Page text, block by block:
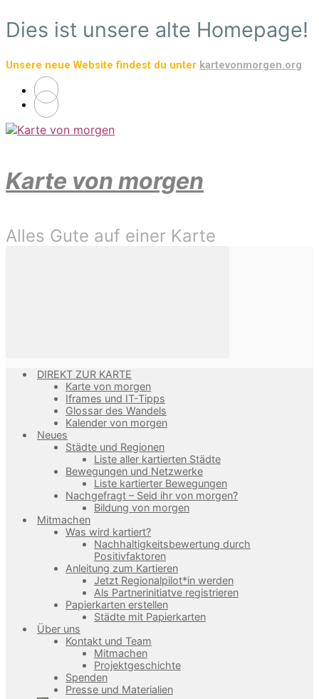
Zum
Hauptinhalt
Dies ist unsere alte Homepage!
Unsere neue Website findest du unter kartevonmorgen.org
Karte von morgen
Alles Gute auf einer Karte
DIREKT ZUR KARTE
Karte von morgen
Iframes und IT-Tipps
Glossar des Wandels
Kalender von morgen
Neues
Städte und Regionen
Liste aller kartierten Städte
Bewegungen und Netzwerke
Liste kartierter Bewegungen
Nachgefragt – Seid ihr von morgen?
Bildung von morgen
Mitmachen
Was wird kartiert?
Nachhaltigkeitsbewertung durch
Positivfaktoren
Anleitung zum Kartieren
Jetzt Regionalpilot*in werden
Als Partnerinitiatve registrieren
Papierkarten erstellen
Städte mit Papierkarten
Über uns
Kontakt und Team
Mitmachen
Projektgeschichte
Spenden
Presse und Materialien